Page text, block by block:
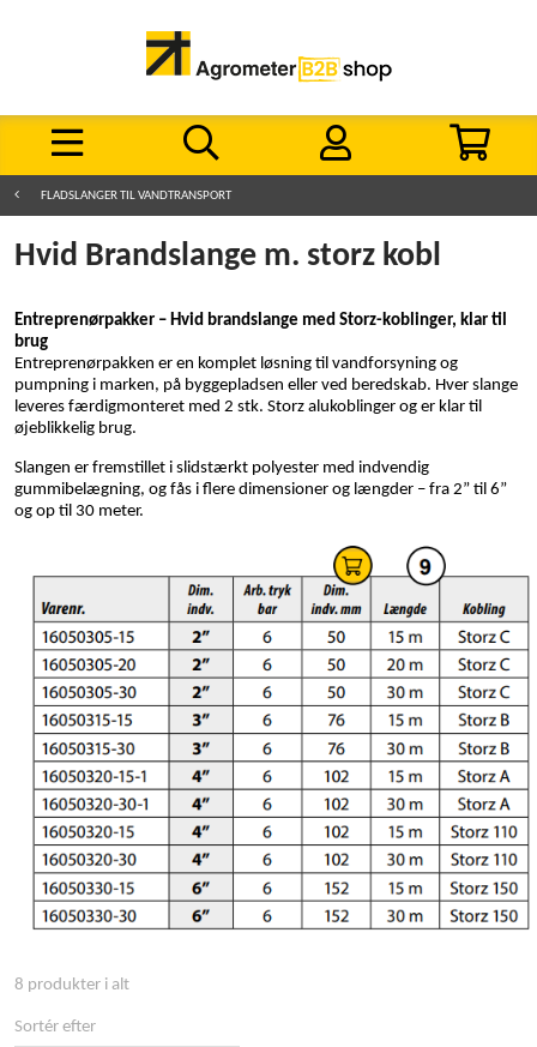
FLADSLANGER TIL VANDTRANSPORT
Hvid Brandslange m. storz kobl
Entreprenørpakker – Hvid brandslange med Storz-koblinger, klar til
brug
Entreprenørpakken er en komplet løsning til vandforsyning og
pumpning i marken, på byggepladsen eller ved beredskab. Hver slange
leveres færdigmonteret med 2 stk. Storz alukoblinger og er klar til
øjeblikkelig brug.
Slangen er fremstillet i slidstærkt polyester med indvendig
gummibelægning, og fås i flere dimensioner og længder – fra 2” til 6”
og op til 30 meter.
8 produkter i alt
Sortér efter